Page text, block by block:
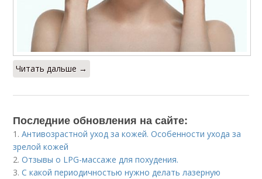
Читать дальше →
Последние обновления на сайте:
1.Антивозрастной уход за кожей. Особенности ухода за
зрелой кожей
2.Отзывы о LPG-массаже для похудения.
3.С какой периодичностью нужно делать лазерную